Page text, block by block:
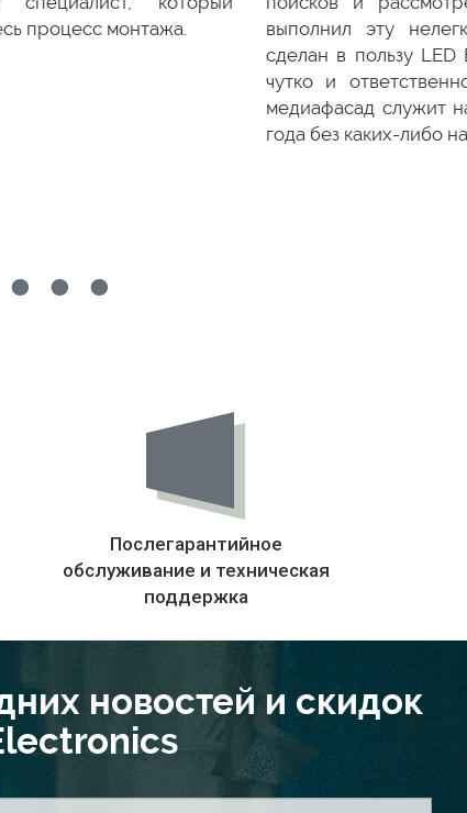
процесс монтажа.
выполнил эту
сделан в пользу LED
чутко и
медиафасад служит
года без каких-либо
Послегарантийное
обслуживание и техническая
поддержка
новостей и скидок